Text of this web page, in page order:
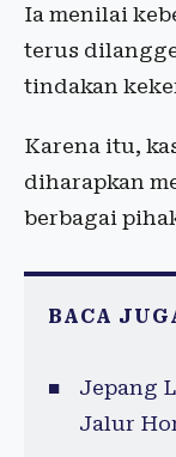
Ia menilai
terus
tindakan
Karena itu,
diharapkan
berbagai
BACA
Jepang
Jalur